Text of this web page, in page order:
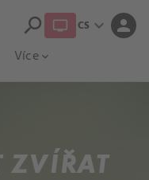
Více expand_more
search CS expand_more person
ZVÍŘAT